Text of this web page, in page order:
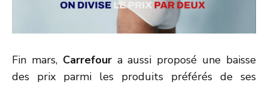
Fin mars, Carrefoura aussi proposé une baisse
des prix parmi les produits préférés de ses